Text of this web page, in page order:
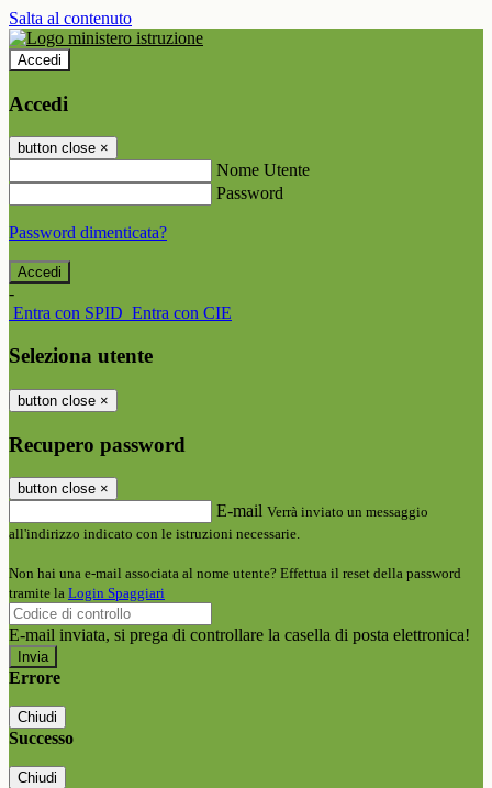
Salta al contenuto
Accedi
Accedi
button close ×
Nome Utente
Password
Password dimenticata?
-
Entra con SPID Entra con CIE
Seleziona utente
button close ×
Recupero password
button close ×
E-mail Verrà inviato un messaggio
all'indirizzo indicato con le istruzioni necessarie.
Non hai una e-mail associata al nome utente? Effettua il reset della password
tramite la Login Spaggiari
E-mail inviata, si prega di controllare la casella di posta elettronica!
Errore
Chiudi
Successo
Chiudi